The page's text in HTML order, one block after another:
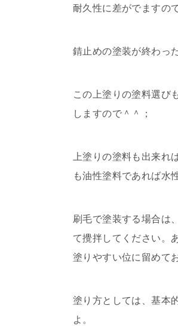
耐久性に差がでますの
錆止めの塗装が終わっ
この上塗りの塗料選び
しますので＾＾；
上塗りの塗料も出来
も油性塗料であれば水
刷毛で塗装する場合は
て攪拌してください。
塗りやすい位に留めて
塗り方としては、基本
よ。